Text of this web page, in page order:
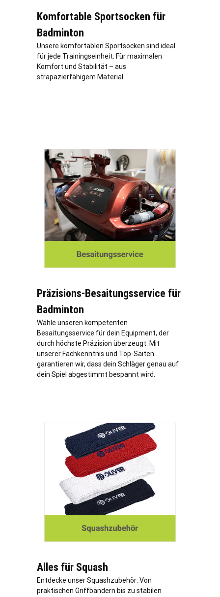
Komfortable Sportsocken für
Badminton
Unsere komfortablen Sportsocken sind ideal
für jede Trainingseinheit. Für maximalen
Komfort und Stabilität – aus
strapazierfähigem Material.
Präzisions-Besaitungsservice für
Badminton
Wähle unseren kompetenten
Besaitungsservice für dein Equipment, der
durch höchste Präzision überzeugt. Mit
unserer Fachkenntnis und Top-Saiten
garantieren wir, dass dein Schläger genau auf
dein Spiel abgestimmt bespannt wird.
Alles für Squash
Entdecke unser Squashzubehör: Von
praktischen Griffbändern bis zu stabilen